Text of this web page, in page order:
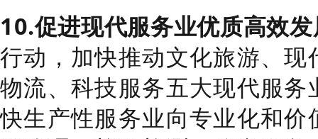
10.促进现代服务业优质高效
行动，加快推动文化旅游、
物流、科技服务五大现代服
快生产性服务业向专业化和